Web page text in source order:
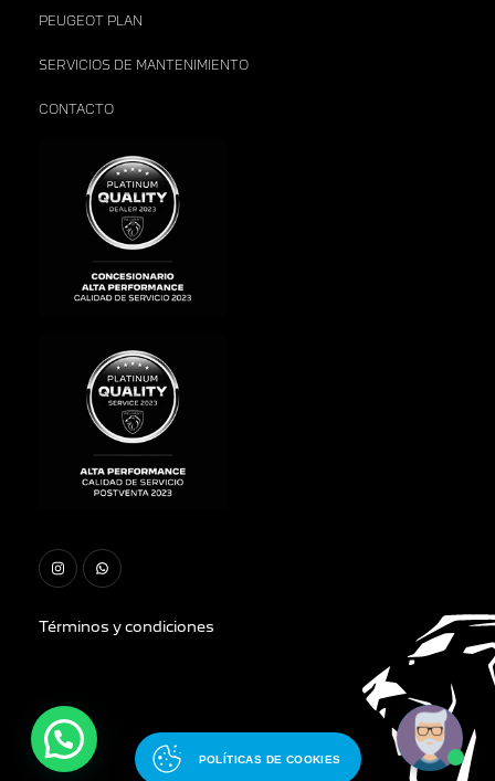
PEUGEOT PLAN
SERVICIOS DE MANTENIMIENTO
CONTACTO
Términos y condiciones
POLÍTICAS DE COOKIES